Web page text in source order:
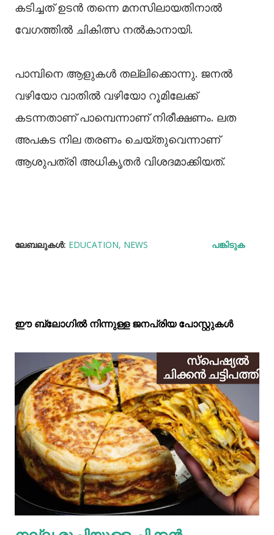
കടിച്ചത് ഉടൻ തന്നെ മനസിലായതിനാൽ
വേഗത്തിൽ ചികിത്സ നൽകാനായി.
പാമ്പിനെ ആളുകൾ തല്ലിക്കൊന്നു. ജനൽ
വഴിയോ വാതിൽ വഴിയോ റൂമിലേക്ക്
കടന്നതാണ് പാമ്പെന്നാണ് നിരീക്ഷണം. ലത
അപകട നില തരണം ചെയ്തുവെന്നാണ്
ആശുപത്രി അധികൃതർ വിശദമാക്കിയത്.
ലേബലുകള്‍: EDUCATION NEWS പങ്കിടുക
ഈ ബ്ലോഗിൽ നിന്നുള്ള ജനപ്രിയ പോസ്റ്റുകള്‍‌